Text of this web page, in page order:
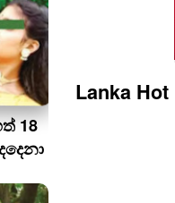
18
Lanka